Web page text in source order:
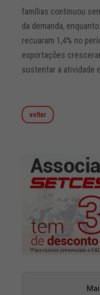
famílias continuou
da demanda,
recuaram 1,4% no
exportações
sustentar a atividade
voltar